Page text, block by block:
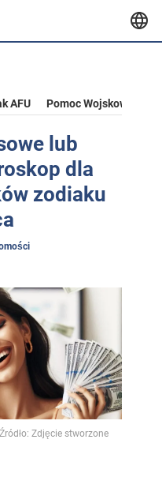
AFU Pomoc Wojskowa Dla
lub
dla
zodiaku
Zdjęcie stworzone